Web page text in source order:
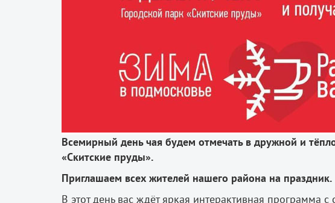
Всемирный день чая будем отмечать в дружной и
«Скитские пруды».
Приглашаем всех жителей нашего района на праздник.
В этот день вас ждёт яркая интерактивная